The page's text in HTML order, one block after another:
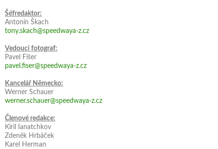
Šéfredaktor:
Antonín Škach
tony.skach@speedwaya-z.cz
Vedoucí fotograf:
Pavel Fišer
pavel.fiser@speedwaya-z.cz
Kancelář Německo:
Werner Schauer
werner.schauer@speedwaya-z.cz
Členové redakce:
Kiril Ianatchkov
Zdeněk Hrbáček
Karel Herman